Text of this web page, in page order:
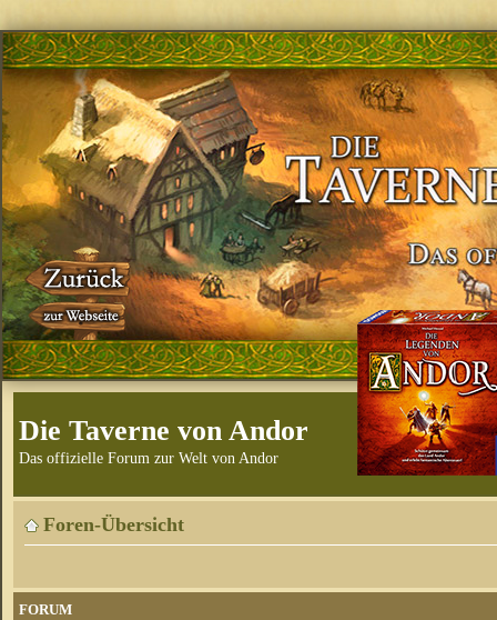
Die Taverne von Andor
Das offizielle Forum zur Welt von Andor
Foren-Übersicht
FORUM